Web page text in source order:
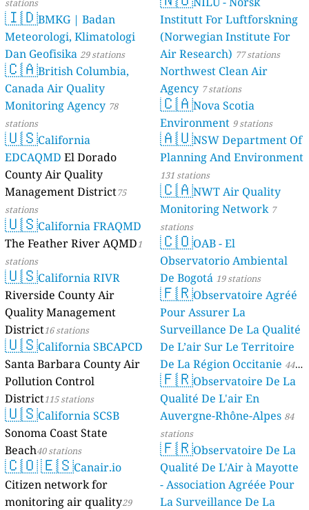
stations
🇮🇩BMKG | Badan
Meteorologi, Klimatologi
Dan Geofisika 29 stations
🇨🇦British Columbia,
Canada Air Quality
Monitoring Agency 78
stations
🇺🇸California
EDCAQMD El Dorado
County Air Quality
Management District75
stations
🇺🇸California FRAQMD
The Feather River AQMD1
stations
🇺🇸California RIVR
Riverside County Air
Quality Management
District16 stations
🇺🇸California SBCAPCD
Santa Barbara County Air
Pollution Control
District115 stations
🇺🇸California SCSB
Sonoma Coast State
Beach40 stations
🇨🇴🇪🇸Canair.io
Citizen network for
monitoring air quality29
Institutt For Luftforskning
(Norwegian Institute For
Air Research) 77 stations
Northwest Clean Air
Agency 7 stations
🇨🇦Nova Scotia
Environment 9 stations
🇦🇺NSW Department Of
Planning And Environment
131 stations
🇨🇦NWT Air Quality
Monitoring Network 7
stations
🇨🇴OAB - El
Observatorio Ambiental
De Bogotá 19 stations
🇫🇷Observatoire Agréé
Pour Assurer La
Surveillance De La Qualité
De L’air Sur Le Territoire
De La Région Occitanie 44
stations
🇫🇷Observatoire De La
Qualité De L'air En
Auvergne-Rhône-Alpes 84
stations
🇫🇷Observatoire De La
Qualité De L'Air à Mayotte
- Association Agréée Pour
La Surveillance De La